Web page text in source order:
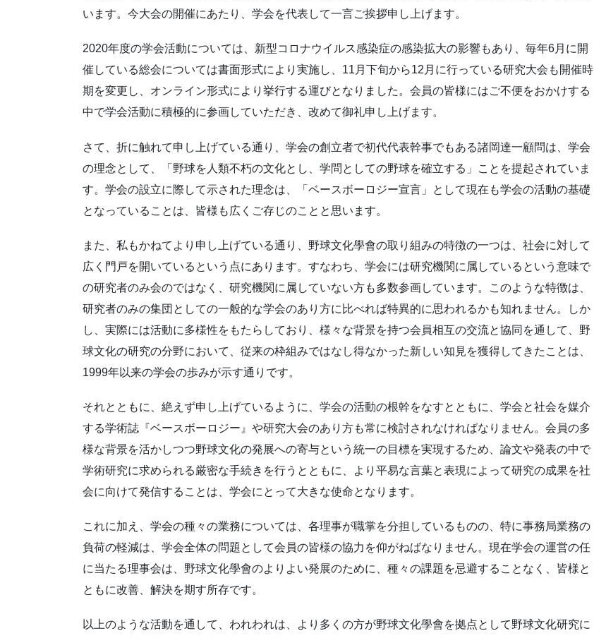
います。今大会の開催にあたり、学会を代表して一言ご挨拶申し上げます。
2020年度の学会活動については、新型コロナウイルス感染症の感染拡大の影響もあり、毎年6月に開
催している総会については書面形式により実施し、11月下旬から12月に行っている研究大会も開催時
期を変更し、オンライン形式により挙行する運びとなりました。会員の皆様にはご不便をおかけする
中で学会活動に積極的に参画していただき、改めて御礼申し上げます。
さて、折に触れて申し上げている通り、学会の創立者で初代代表幹事でもある諸岡達一顧問は、学会
の理念として、「野球を人類不朽の文化とし、学問としての野球を確立する」ことを提起されていま
す。学会の設立に際して示された理念は、「ベースボーロジー宣言」として現在も学会の活動の基礎
となっていることは、皆様も広くご存じのことと思います。
また、私もかねてより申し上げている通り、野球文化學會の取り組みの特徴の一つは、社会に対して
広く門戸を開いているという点にあります。すなわち、学会には研究機関に属しているという意味で
の研究者のみ会のではなく、研究機関に属していない方も多数参画しています。このような特徴は、
研究者のみの集団としての一般的な学会のあり方に比べれば特異的に思われるかも知れません。しか
し、実際には活動に多様性をもたらしており、様々な背景を持つ会員相互の交流と協同を通して、野
球文化の研究の分野において、従来の枠組みではなし得なかった新しい知見を獲得してきたことは、
1999年以来の学会の歩みが示す通りです。
それとともに、絶えず申し上げているように、学会の活動の根幹をなすとともに、学会と社会を媒介
する学術誌『ベースボーロジー』や研究大会のあり方も常に検討されなければなりません。会員の多
様な背景を活かしつつ野球文化の発展への寄与という統一の目標を実現するため、論文や発表の中で
学術研究に求められる厳密な手続きを行うとともに、より平易な言葉と表現によって研究の成果を社
会に向けて発信することは、学会にとって大きな使命となります。
これに加え、学会の種々の業務については、各理事が職掌を分担しているものの、特に事務局業務の
負荷の軽減は、学会全体の問題として会員の皆様の協力を仰がねばなりません。現在学会の運営の任
に当たる理事会は、野球文化學會のよりよい発展のために、種々の課題を忌避することなく、皆様と
ともに改善、解決を期す所存です。
以上のような活動を通して、われわれは、より多くの方が野球文化學會を拠点として野球文化研究に